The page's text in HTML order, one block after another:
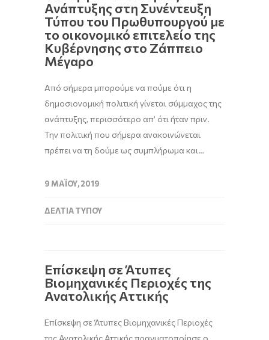
Ανάπτυξης στη Συνέντευξη
Τύπου του Πρωθυπουργού με
το οικονομικό επιτελείο της
Κυβέρνησης στο Ζάππειο
Μέγαρο
Από σήμερα μπορούμε να πούμε ότι η
δημοσιονομική πολιτική γίνεται σύμμαχος της
ανάπτυξης, περισσότερο απ’ ότι ήταν πριν.
Την πολιτική που σήμερα ανακοινώνεται
πρέπει να τη δούμε ως συμπλήρωμα και…
9 ΜΑΪ́ΟΥ, 2019
ΔΕΛΤΊΑ ΤΎΠΟΥ
Επίσκεψη σε Άτυπες
Βιομηχανικές Περιοχές της
Ανατολικής Αττικής
Επίσκεψη σε Άτυπες Βιομηχανικές Περιοχές